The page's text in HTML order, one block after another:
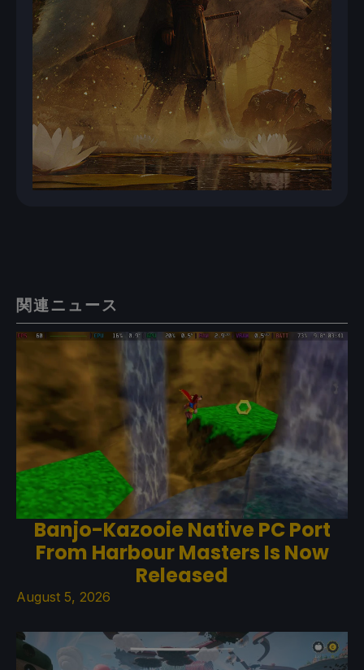
関連ニュース
Banjo-Kazooie Native PC Port
From Harbour Masters Is Now
Released
August 5, 2026